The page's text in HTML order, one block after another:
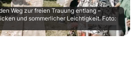
Weg zur freien Trauung entlang –
und sommerlicher Leichtigkeit. Foto: